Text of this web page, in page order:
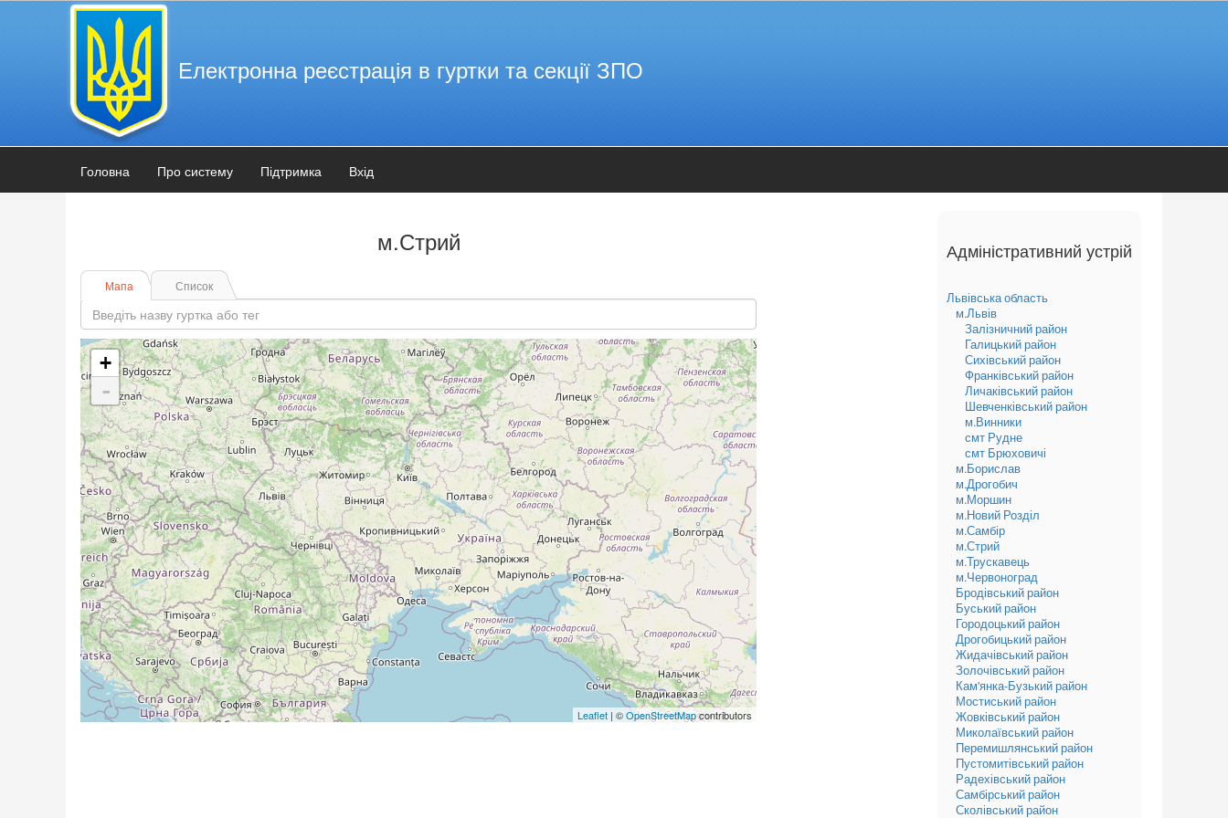
Електронна реєстрація в гуртки та секції ЗПО
Головна Про систему Підтримка Вхід
м.Стрий Адміністративний устрій
Львівська область
м.Львів
Залізничний район
Галицький район
Сихівський район
Франківський район
Личаківський район
Шевченківський район
м.Винники
смт Рудне
смт Брюховичі
м.Борислав
м.Дрогобич
м.Моршин
м.Новий Розділ
м.Самбір
м.Стрий
м.Трускавець
м.Червоноград
Бродівський район
Буський район
Городоцький район
Дрогобицький район
Жидачівський район
Золочівський район
Кам'янка-Бузький район
Мостиський район
Жовківський район
Миколаївський район
Перемишлянський район
Пустомитівський район
Радехівський район
Самбірський район
Сколівський район
Мапа Список
+
-
Leaflet | ©OpenStreetMapcontributors